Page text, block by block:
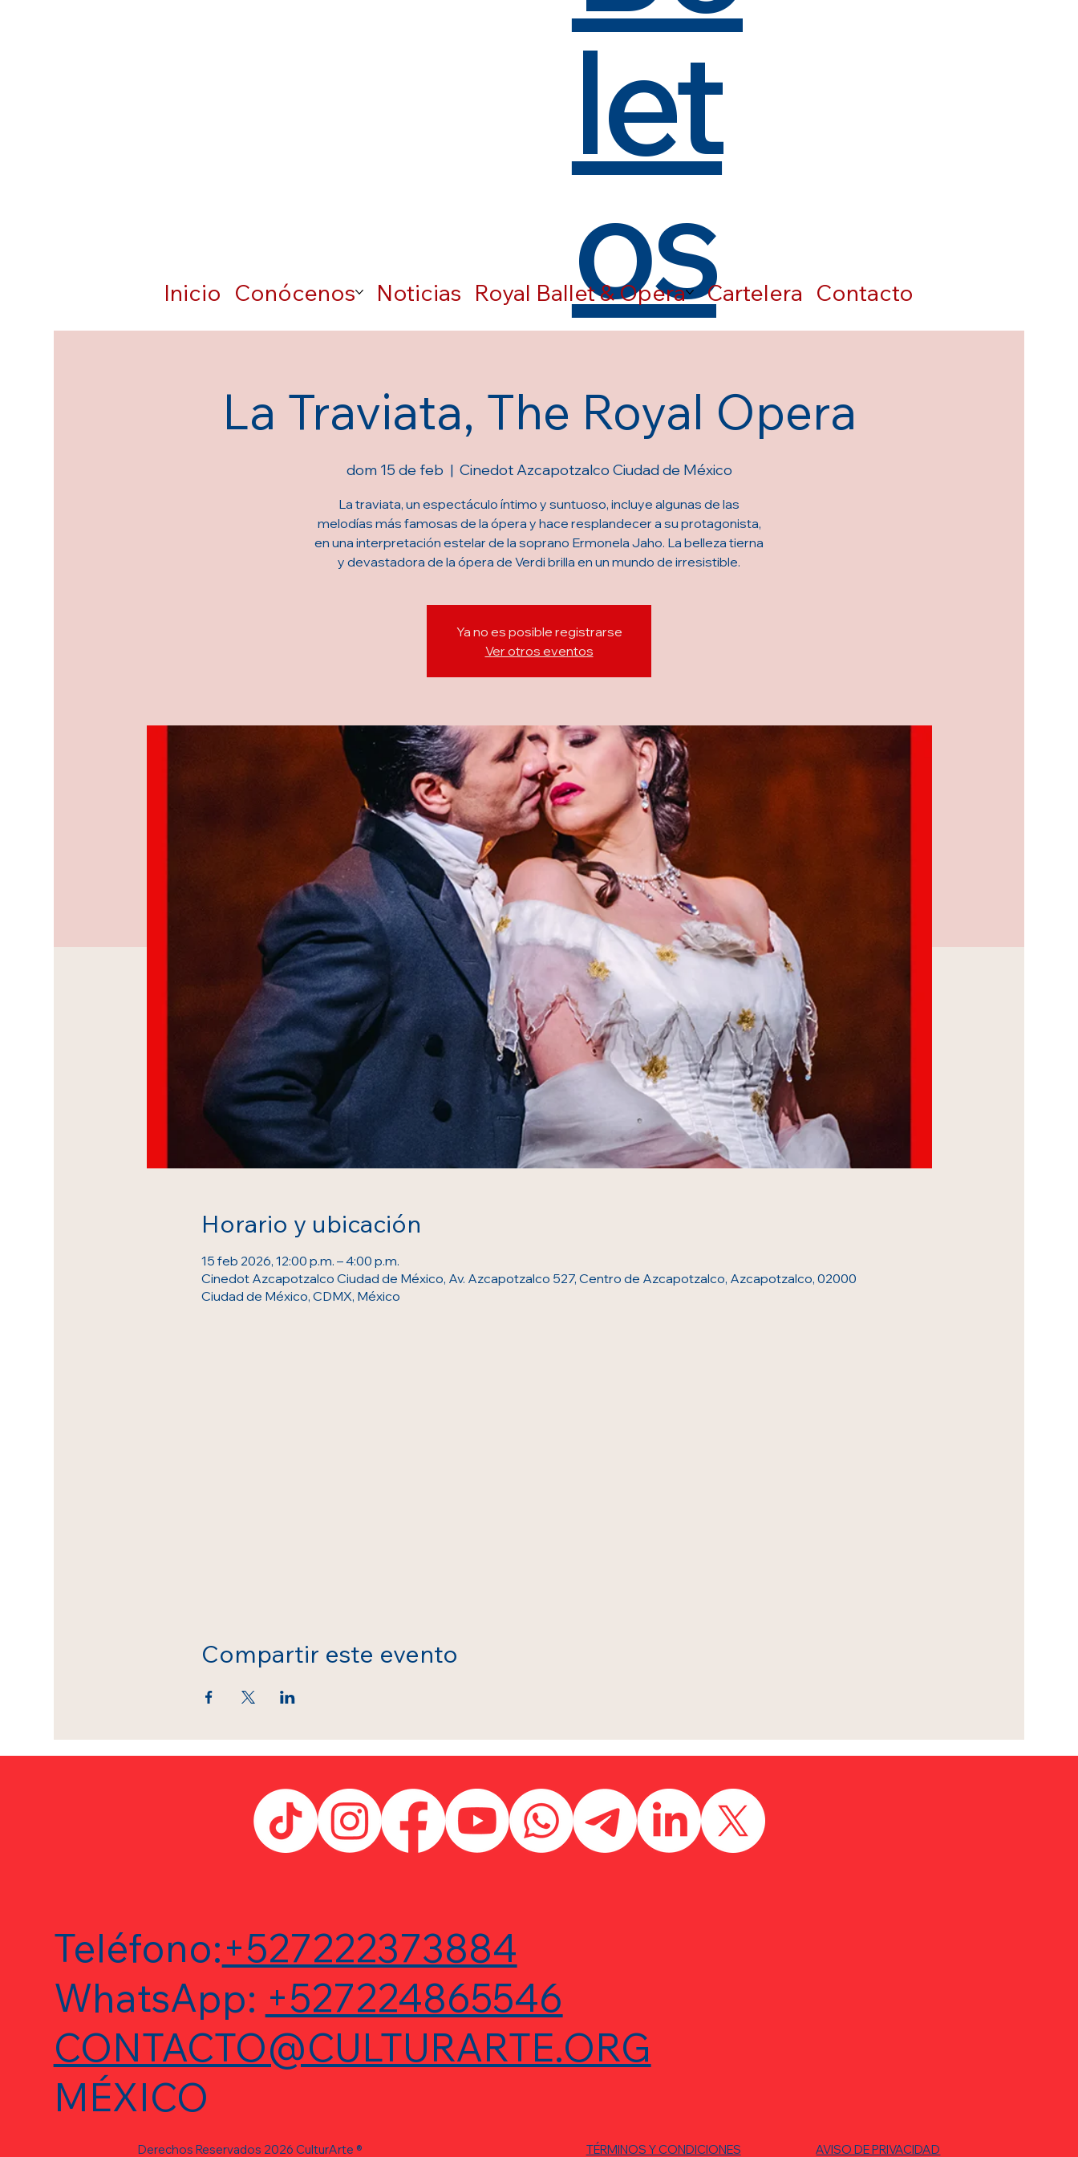
let
os
Inicio Conócenos Noticias Royal Ballet & Opera Cartelera Contacto
La Traviata, The Royal Opera
dom 15 de feb
  |
Cinedot Azcapotzalco Ciudad de México
La traviata, un espectáculo íntimo y suntuoso, incluye algunas de las
melodías más famosas de la ópera y hace resplandecer a su protagonista,
en una interpretación estelar de la soprano Ermonela Jaho. La belleza tierna
y devastadora de la ópera de Verdi brilla en un mundo de irresistible.
Ya no es posible registrarse
Ver otros eventos
Horario y ubicación
15 feb 2026, 12:00 p.m. – 4:00 p.m.
Cinedot Azcapotzalco Ciudad de México, Av. Azcapotzalco 527, Centro de Azcapotzalco, Azcapotzalco, 02000
Ciudad de México, CDMX, México
Compartir este evento
Teléfono:+527222373884
WhatsApp: +527224865546
CONTACTO@CULTURARTE.ORG
MÉXICO
Derechos Reservados 2026 CulturArte ® TÉRMINOS Y CONDICIONES AVISO DE PRIVACIDAD